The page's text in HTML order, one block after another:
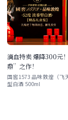
滴血特卖 爆降300元
鼎”之作！
国窖1573 品味敦煌（飞
型白酒 500ml